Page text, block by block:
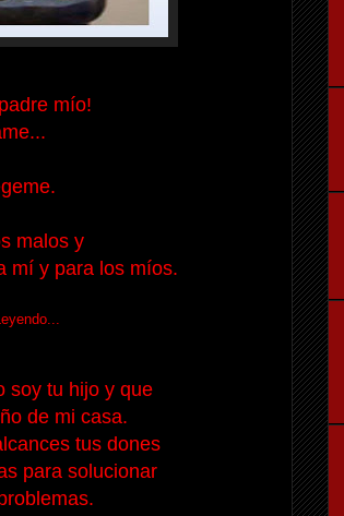
mío!
malos y
mí y para los míos.
soy tu hijo y que
de mi casa.
tus dones
para solucionar